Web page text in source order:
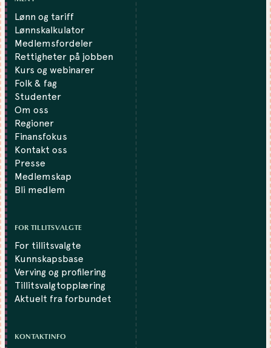
Lønn og tariff
Lønnskalkulator
Medlemsfordeler
Rettigheter på jobben
Kurs og webinarer
Folk & fag
Studenter
Om oss
Regioner
Finansfokus
Kontakt oss
Presse
Medlemskap
Bli medlem
FOR TILLITSVALGTE
For tillitsvalgte
Kunnskapsbase
Verving og profilering
Tillitsvalgtopplæring
Aktuelt fra forbundet
KONTAKTINFO